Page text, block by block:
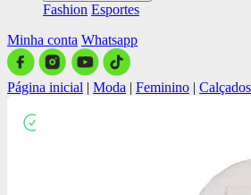
Fashion Esportes
Minha conta Whatsapp
Página inicial | Moda | Feminino | Calçados